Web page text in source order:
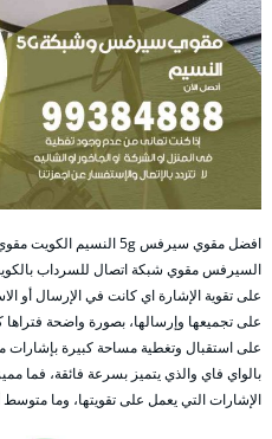
السيرفس مقوي شبكة اتصال للسرداب
على تقوية الإشارة اي كانت في الإرسال أو
على تجميعها وإرسالها، بصورة واضحة
على استقبال وتغطية مساحة كبيرة بإشارات
بالواي فاي والذي يتميز بسرعة فائقة، فما
الإشارات التي يعمل على تقويتها، وما